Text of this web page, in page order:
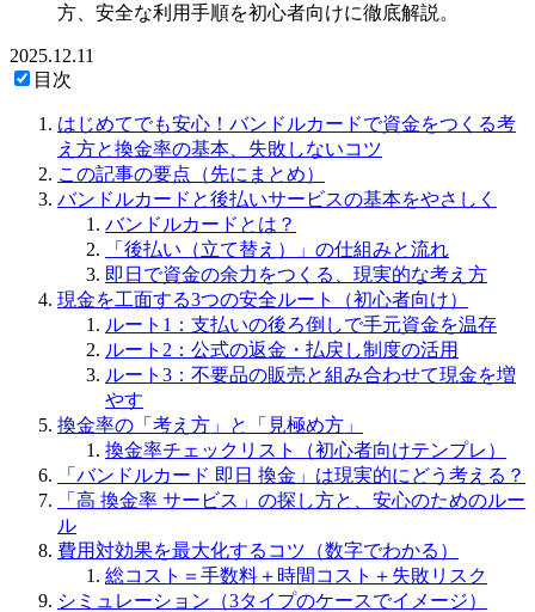
方、安全な利用手順を初心者向けに徹底解説。
2025.12.11
目次
はじめてでも安心！バンドルカードで資金をつくる考
え方と換金率の基本、失敗しないコツ
この記事の要点（先にまとめ）
バンドルカードと後払いサービスの基本をやさしく
バンドルカードとは？
「後払い（立て替え）」の仕組みと流れ
即日で資金の余力をつくる、現実的な考え方
現金を工面する3つの安全ルート（初心者向け）
ルート1：支払いの後ろ倒しで手元資金を温存
ルート2：公式の返金・払戻し制度の活用
ルート3：不要品の販売と組み合わせて現金を増
やす
換金率の「考え方」と「見極め方」
換金率チェックリスト（初心者向けテンプレ）
「バンドルカード 即日 換金」は現実的にどう考える？
「高 換金率 サービス」の探し方と、安心のためのルー
ル
費用対効果を最大化するコツ（数字でわかる）
総コスト＝手数料＋時間コスト＋失敗リスク
シミュレーション（3タイプのケースでイメージ）